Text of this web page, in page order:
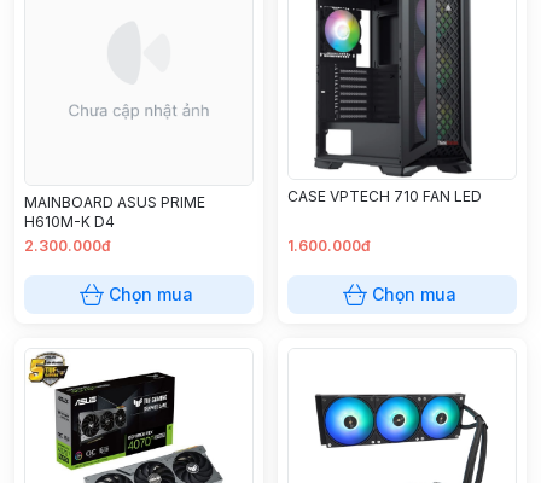
MAINBOARD ASUS PRIME
H610M-K D4
2.300.000đ
Chọn mua
CASE VPTECH 710 FAN LED
1.600.000đ
Chọn mua